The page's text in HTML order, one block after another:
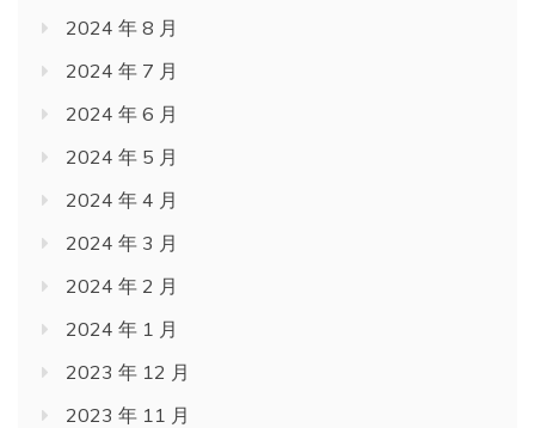
2024 年 8 月
2024 年 7 月
2024 年 6 月
2024 年 5 月
2024 年 4 月
2024 年 3 月
2024 年 2 月
2024 年 1 月
2023 年 12 月
2023 年 11 月